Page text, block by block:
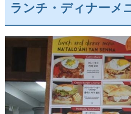
ランチ・ディナーメ